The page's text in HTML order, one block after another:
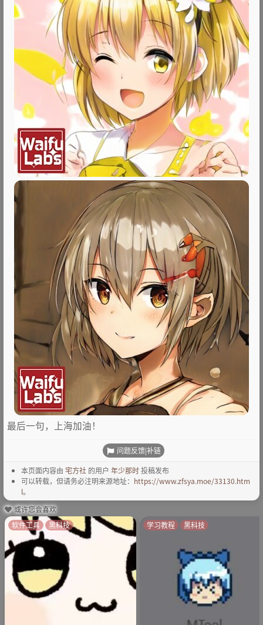
最后一句，上海加油！
问题反馈|补链
本页面内容由 宅方社 的用户 年少那时投稿发布
可以转载，但请务必注明来源地址： https://www.zfsya.moe/33130.htm
l。
或许您会喜欢
软件工具 黑科技 学习教程 黑科技